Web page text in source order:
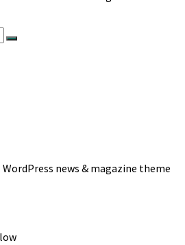
news & magazine theme